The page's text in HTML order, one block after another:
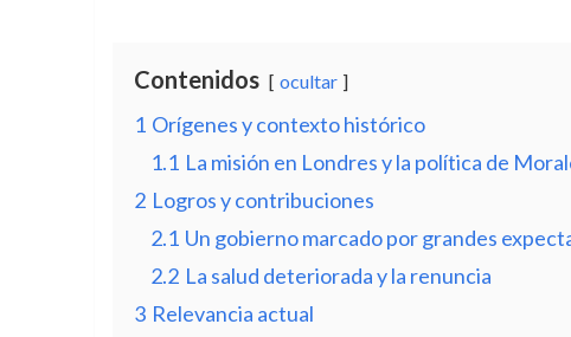
Contenidos ocultar
1 Orígenes y contexto histórico
1.1 La misión en Londres y la política de
2 Logros y contribuciones
2.1 Un gobierno marcado por grandes
2.2 La salud deteriorada y la renuncia
3 Relevancia actual